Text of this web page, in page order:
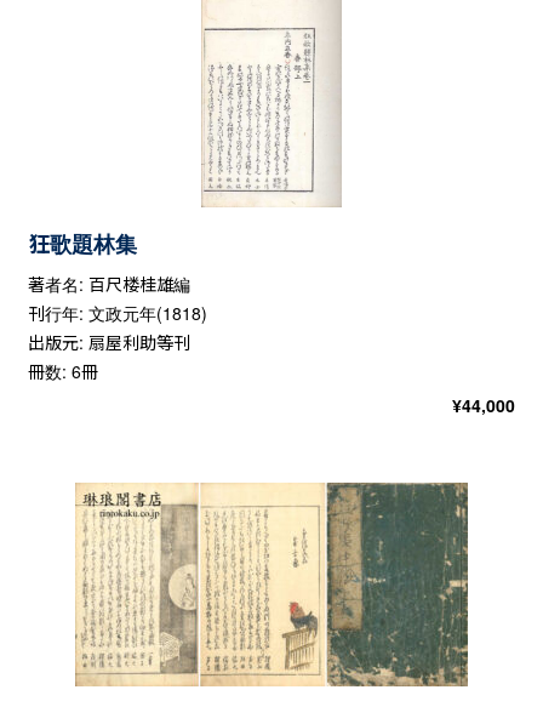
狂歌題林集
著者名: 百尺楼桂雄編
刊行年: 文政元年(1818)
出版元: 扇屋利助等刊
冊数: 6冊
¥44,000